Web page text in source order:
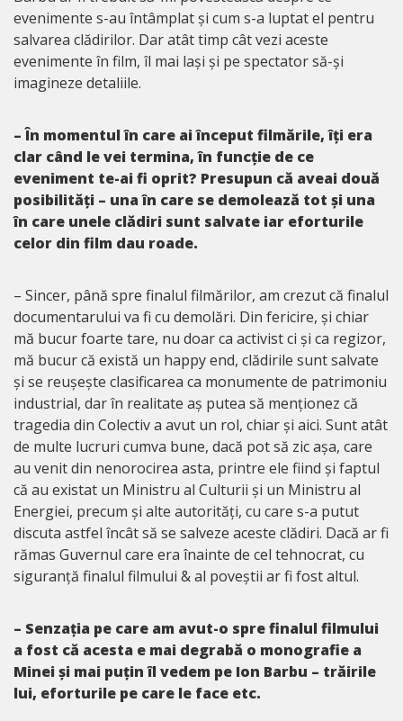
evenimente s-au întâmplat și cum s-a luptat el pentru
salvarea clădirilor. Dar atât timp cât vezi aceste
evenimente în film, îl mai lași și pe spectator să-și
imagineze detaliile.
– În momentul în care ai început filmările, îți era
clar când le vei termina, în funcție de ce
eveniment te-ai fi oprit? Presupun că aveai două
posibilități – una în care se demolează tot și una
în care unele clădiri sunt salvate iar eforturile
celor din film dau roade.
– Sincer, până spre finalul filmărilor, am crezut că finalul
documentarului va fi cu demolări. Din fericire, și chiar
mă bucur foarte tare, nu doar ca activist ci și ca regizor,
mă bucur că există un happy end, clădirile sunt salvate
și se reușește clasificarea ca monumente de patrimoniu
industrial, dar în realitate aș putea să menționez că
tragedia din Colectiv a avut un rol, chiar și aici. Sunt atât
de multe lucruri cumva bune, dacă pot să zic așa, care
au venit din nenorocirea asta, printre ele fiind și faptul
că au existat un Ministru al Culturii și un Ministru al
Energiei, precum și alte autorități, cu care s-a putut
discuta astfel încât să se salveze aceste clădiri. Dacă ar fi
rămas Guvernul care era înainte de cel tehnocrat, cu
siguranță finalul filmului & al poveștii ar fi fost altul.
– Senzația pe care am avut-o spre finalul filmului
a fost că acesta e mai degrabă o monografie a
Minei și mai puțin îl vedem pe Ion Barbu – trăirile
lui, eforturile pe care le face etc.